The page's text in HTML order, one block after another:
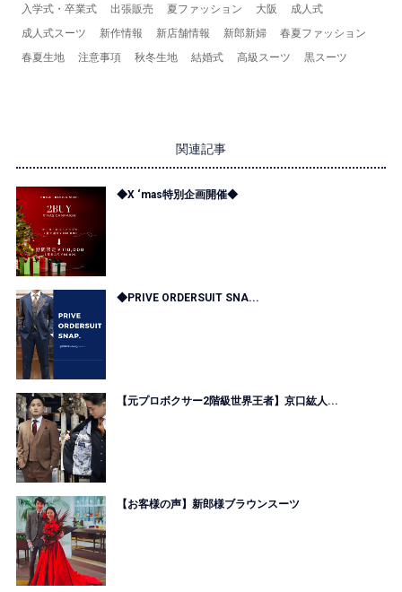
入学式・卒業式
出張販売 夏ファッション 大阪
成人式
成人式スーツ
新作情報 新店舗情報 新郎新婦
春夏ファッション
春夏生地
注意事項 秋冬生地 結婚式 高級スーツ 黒スーツ
関連記事
◆X ‘mas特別企画開催◆
◆PRIVE ORDERSUIT SNA...
【元プロボクサー2階級世界王者】京口紘人...
【お客様の声】新郎様ブラウンスーツ